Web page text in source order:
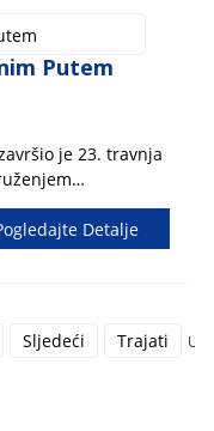
Putem
je 23. travnja
autodijelova bilo
2019. i 2021.
Detalje
Sljedeći Trajati